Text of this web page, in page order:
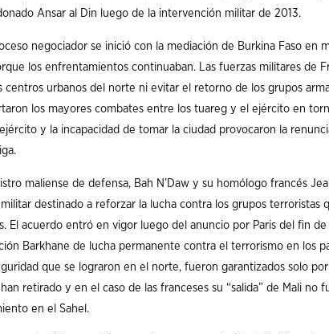
Ansar al Din luego de la intervención militar de 2013.
negociador se inició con la mediación de Burkina Faso en
los enfrentamientos continuaban. Las fuerzas militares de
centros urbanos del norte ni evitar el retorno de los grupos
los mayores combates entre los tuareg y el ejército en
y la incapacidad de tomar la ciudad provocaron la
maliense de defensa, Bah N’Daw y su homólogo francés
destinado a reforzar la lucha contra los grupos terroristas
El acuerdo entró en vigor luego del anuncio por Paris del fin
Barkhane de lucha permanente contra el terrorismo en los
que se lograron en el norte, fueron garantizados solo
retirado y en el caso de las franceses su “salida” de Mali no
en el Sahel.